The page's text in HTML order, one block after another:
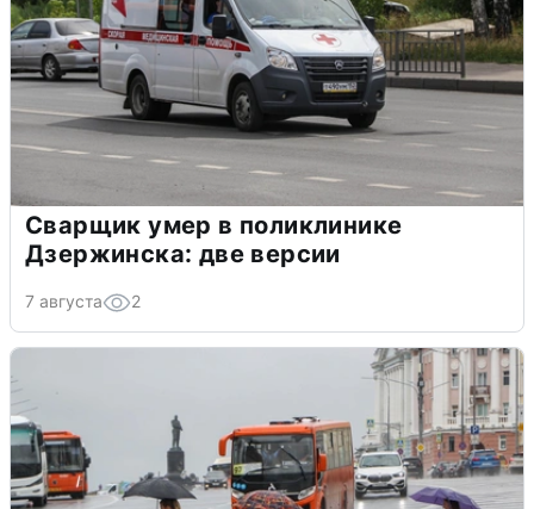
Сварщик умер в поликлинике
Дзержинска: две версии
7 августа 2